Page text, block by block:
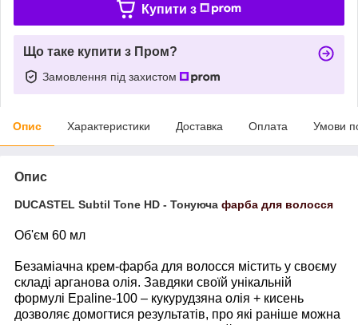
Купити з
Що таке купити з Пром?
Замовлення під захистом
Опис Характеристики Доставка Оплата Умови
Опис
DUCASTEL Subtil Tone HD - Тонуюча фарба для волосся
Об'єм 60 мл
Безаміачна крем-фарба для волосся містить у своєму
складі арганова олія. Завдяки своїй унікальній
формулі Epaline-100 – кукурудзяна олія + кисень
дозволяє домогтися результатів, про які раніше можна